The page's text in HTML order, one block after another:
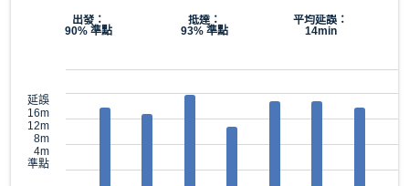
出發：
90% 準點
抵達：
93% 準點
平均延誤：
14min
延誤
16m
12m
8m
4m
準點